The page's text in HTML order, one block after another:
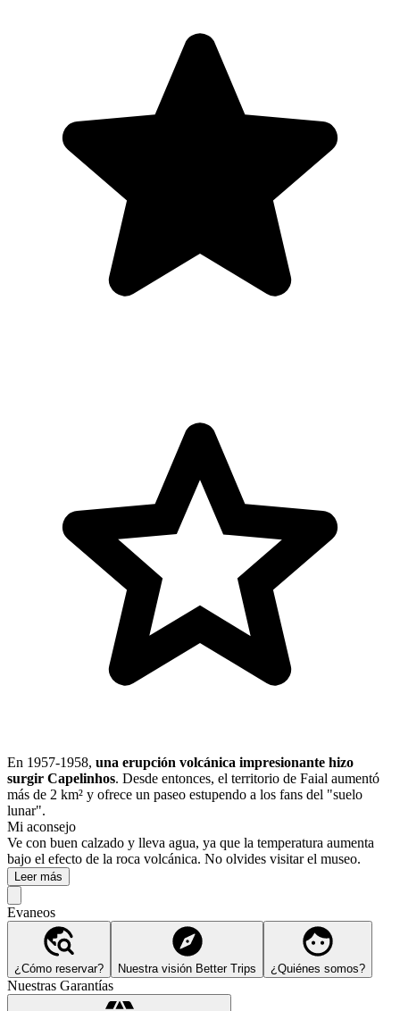
En 1957-1958, una erupción volcánica impresionante hizo
surgir Capelinhos. Desde entonces, el territorio de Faial aumentó
más de 2 km² y ofrece un paseo estupendo a los fans del "suelo
lunar".
Mi aconsejo
Ve con buen calzado y lleva agua, ya que la temperatura aumenta
bajo el efecto de la roca volcánica. No olvides visitar el museo.
Leer más
Evaneos
¿Cómo reservar? Nuestra visión Better Trips ¿Quiénes somos?
Nuestras Garantías